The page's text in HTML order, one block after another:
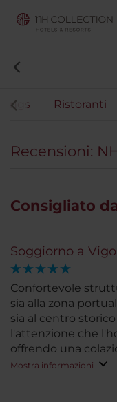
Ristoranti
Recensioni:
Consigliato
Soggiorno a
Confortevole
sia alla zona
sia al centro
l'attenzione che
offrendo una
camere dotate di
Mostra informazioni